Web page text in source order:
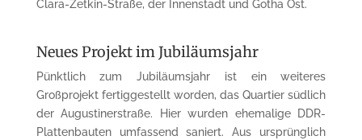
Clara-Zetkin-Straße, der Innenstadt und Gotha Ost.
Neues Projekt im Jubiläumsjahr
Pünktlich zum Jubiläumsjahr ist ein weiteres
Großprojekt fertiggestellt worden, das Quartier südlich
der Augustinerstraße. Hier wurden ehemalige DDR-
Plattenbauten umfassend saniert. Aus ursprünglich